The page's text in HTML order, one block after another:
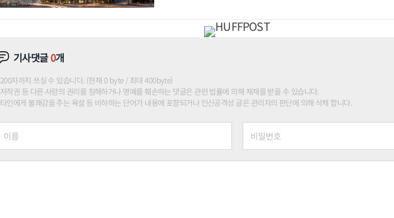
기사댓글0개
200자까지 쓰실 수 있습니다. (현재 0 byte / 최대 400byte)
저작권 등 다른 사람의 권리를 침해하거나 명예를 훼손하는 댓글은 관련 법률에 의해 제재를 받을 수 있습니다.
타인에게 불쾌감을 주는 욕설 등 비하하는 단어가 내용에 포함되거나 인신공격성 글은 관리자의 판단에 의해 삭제 합니다.